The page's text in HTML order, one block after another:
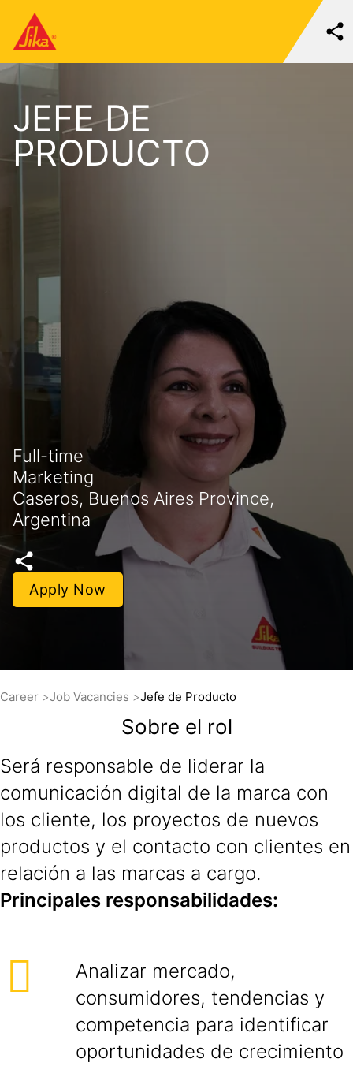
JEFE DE
PRODUCTO
Full-time
Marketing
Caseros, Buenos Aires Province,
Argentina
Apply Now
Career Job Vacancies Jefe de Producto
Sobre el rol
Será responsable de liderar la
comunicación digital de la marca con
los cliente, los proyectos de nuevos
productos y el contacto con clientes en
relación a las marcas a cargo.
Principales responsabilidades:
Analizar mercado,
consumidores, tendencias y
competencia para identificar
oportunidades de crecimiento